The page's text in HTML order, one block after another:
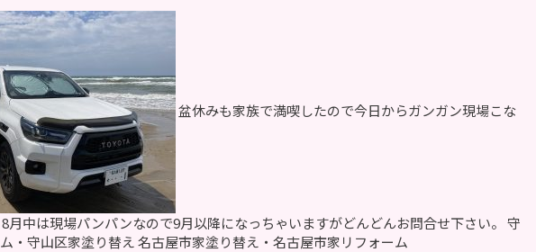
盆休みも家族で満喫したので今日からガンガン現場こな
8月中は現場パンパンなので9月以降になっちゃいますがどんどんお問合せ下さい。 守
・守山区家塗り替え 名古屋市家塗り替え・名古屋市家リフォーム